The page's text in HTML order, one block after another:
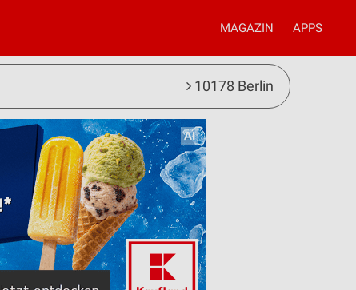
MAGAZIN APPS
10178 Berlin